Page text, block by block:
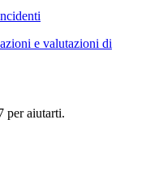
e valutazioni di
per aiutarti.